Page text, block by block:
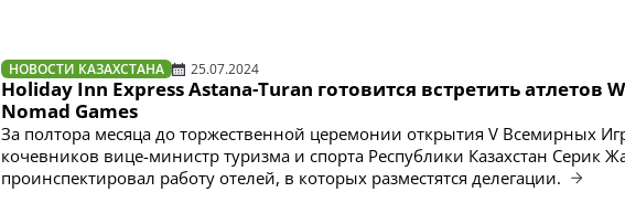
НОВОСТИ КАЗАХСТАНА 25.07.2024
Holiday Inn Express Astana-Turan готовится встретить атлетов
Nomad Games
За полтора месяца до торжественной церемонии открытия V Всемирных
кочевников вице-министр туризма и спорта Республики Казахстан Серик
проинспектировал работу отелей, в которых разместятся делегации.